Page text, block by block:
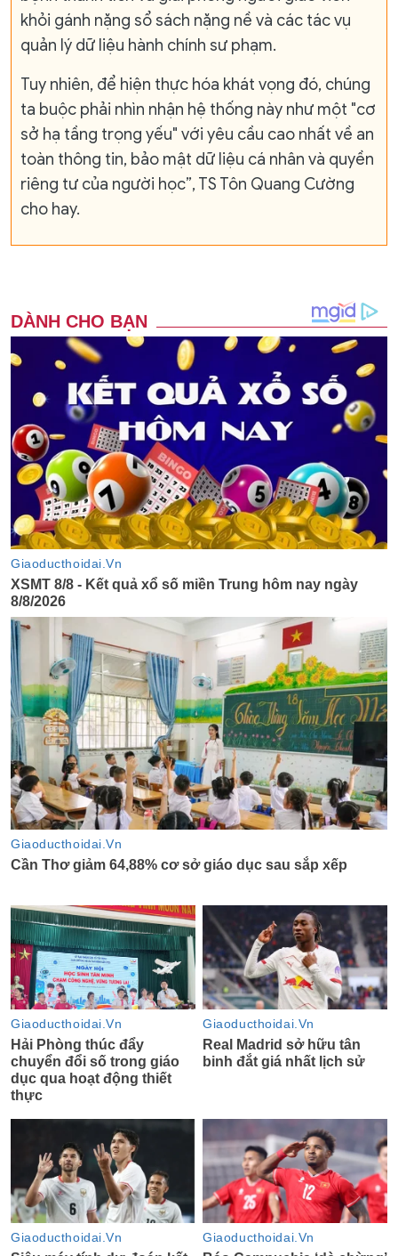
khỏi gánh nặng sổ sách nặng nề và các tác vụ
quản lý dữ liệu hành chính sư phạm.
Tuy nhiên, để hiện thực hóa khát vọng đó, chúng
ta buộc phải nhìn nhận hệ thống này như một "cơ
sở hạ tầng trọng yếu" với yêu cầu cao nhất về an
toàn thông tin, bảo mật dữ liệu cá nhân và quyền
riêng tư của người học”, TS Tôn Quang Cường
cho hay.